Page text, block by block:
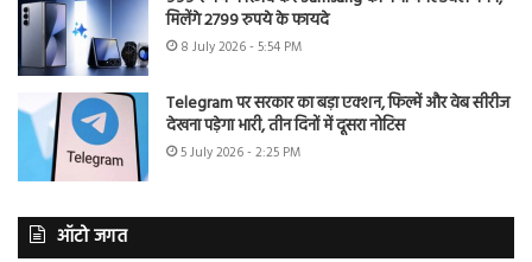
मिलेंगे 2799 रुपये के फायदे
8 July 2026 - 5:54 PM
Telegram पर सरकार का बड़ा एक्शन, फिल्में और वेब सीरीज
देखना पड़ेगा भारी, तीन दिनों में दूसरा नोटिस
5 July 2026 - 2:25 PM
ऑटो जगत